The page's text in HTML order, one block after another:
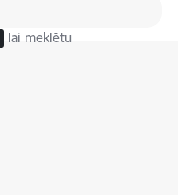
lai meklētu